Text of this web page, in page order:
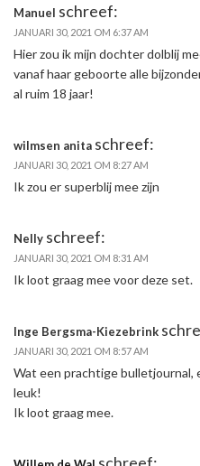
Manuel schreef:
JANUARI 30, 2021 OM 6:37 AM
Hier zou ik mijn dochter dolblij
vanaf haar geboorte alle
al ruim 18 jaar!
wilmsen anita schreef:
JANUARI 30, 2021 OM 8:27 AM
Ik zou er superblij mee zijn
Nelly schreef:
JANUARI 30, 2021 OM 8:31 AM
Ik loot graag mee voor deze set.
Inge Bergsma-Kiezebrink
JANUARI 30, 2021 OM 8:57 AM
Wat een prachtige bulletjournal,
leuk!
Ik loot graag mee.